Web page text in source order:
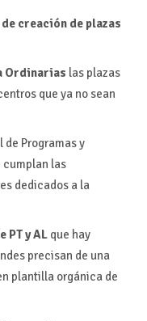
creación de plazas
Ordinarias las plazas
que ya no sean
de Programas y
cumplan las
dedicados a la
PT y ALque hay
precisan de una
plantilla orgánica de